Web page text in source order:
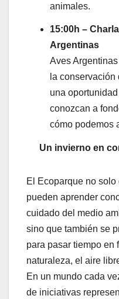
animales.
15:00h –
Argentinas
Aves
la
una
conozcan a
cómo podemos
Un invierno en
El Ecoparque no
pueden aprender
cuidado del medio
sino que también se
para pasar tiempo en
naturaleza, el aire
En un mundo cada
de iniciativas